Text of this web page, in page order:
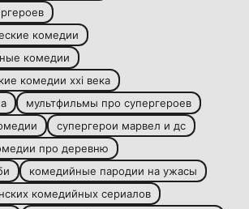
комедии
комедии
комедии xxi века
мультфильмы про супергероев
супергерои марвел и дс
про деревню
комедийные пародии на ужасы
комедийных сериалов